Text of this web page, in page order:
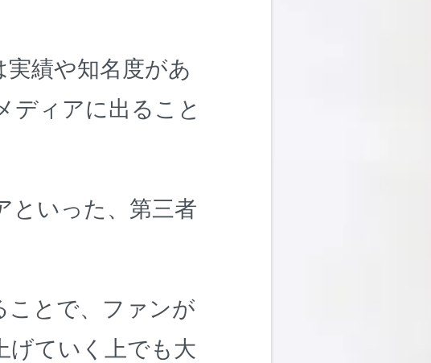
績や知名度があ
ディアに出ること
といった、第三者
ことで、ファンが
げていく上でも大